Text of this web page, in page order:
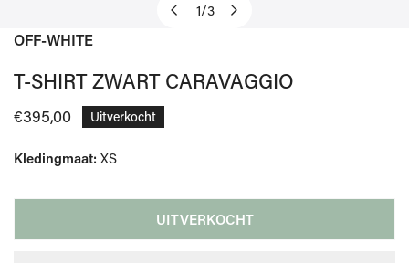
1/3
OPEN MEDIA IN GALERIJWEERGAVE
OFF-WHITE
T-SHIRT ZWART CARAVAGGIO
Normale
€395,00 Uitverkocht
Kledingmaat: XS
UITVERKOCHT